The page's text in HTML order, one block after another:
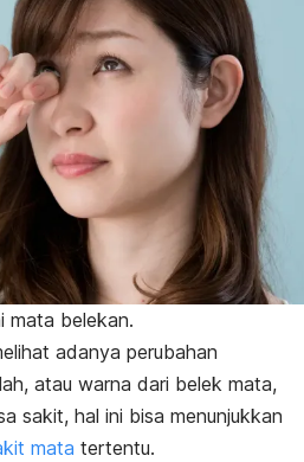
mata belekan.
adanya perubahan
atau warna dari belek mata,
sakit, hal ini bisa menunjukkan
mata tertentu.